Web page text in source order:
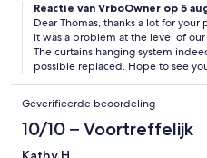
Reactie van VrboOwner op 5
Dear Thomas, thanks a lot for
it was a problem at the level of
The curtains hanging system
possible replaced. Hope to see
Geverifieerde beoordeling
10/10 – Voortreffelijk